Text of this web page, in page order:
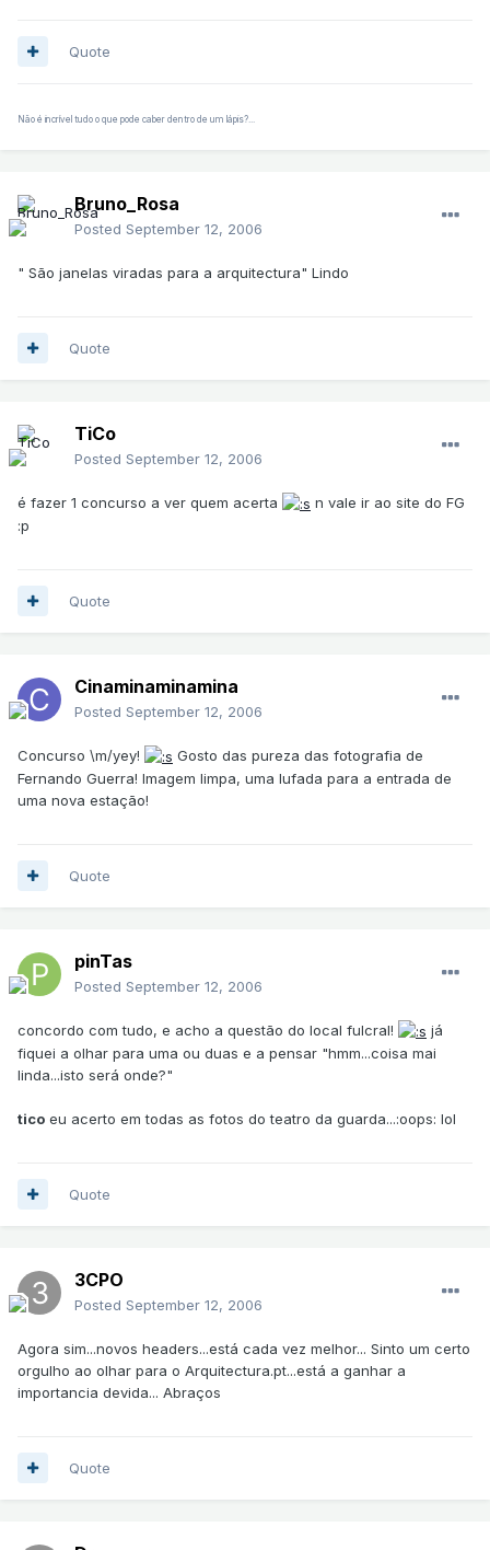
Quote
Não é incrível tudo o que pode caber dentro de um lápis?...
Bruno_Rosa
Posted September 12, 2006
" São janelas viradas para a arquitectura" Lindo
Quote
TiCo
Posted September 12, 2006
é fazer 1 concurso a ver quem acerta
n vale ir ao site do FG
:p
Quote
Cinaminaminamina
Posted September 12, 2006
Concurso \m/yey!
Gosto das pureza das fotografia de
Fernando Guerra! Imagem limpa, uma lufada para a entrada de
uma nova estação!
Quote
pinTas
Posted September 12, 2006
concordo com tudo, e acho a questão do local fulcral!
já
fiquei a olhar para uma ou duas e a pensar "hmm...coisa mai
linda...isto será onde?"
tico eu acerto em todas as fotos do teatro da guarda...:oops: lol
Quote
3CPO
Posted September 12, 2006
Agora sim...novos headers...está cada vez melhor... Sinto um certo
orgulho ao olhar para o Arquitectura.pt...está a ganhar a
importancia devida... Abraços
Quote